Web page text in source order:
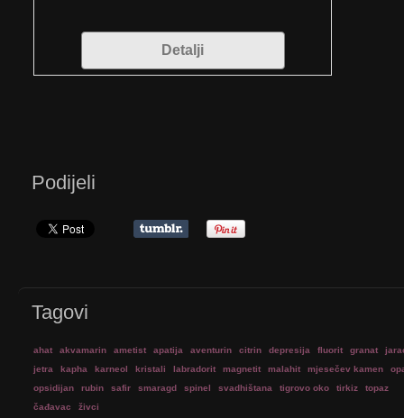
Detalji
Podijeli
Tagovi
ahat akvamarin ametist apatija aventurin citrin depresija fluorit granat
jetra
kapha karneol kristali labradorit magnetit malahit mjesečev kamen
opsidijan
rubin safir smaragd spinel svadhištana tigrovo oko tirkiz
topaz
čađavac
živci